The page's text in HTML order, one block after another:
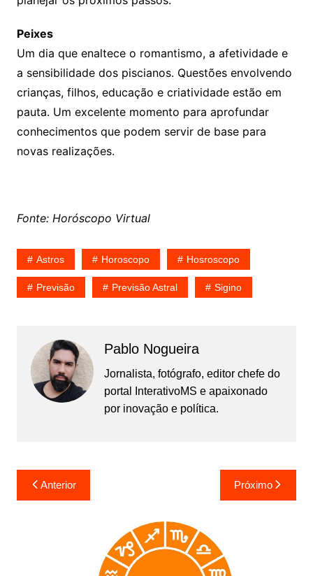
Peixes
Um dia que enaltece o romantismo, a afetividade e
a sensibilidade dos piscianos. Questões envolvendo
crianças, filhos, educação e criatividade estão em
pauta. Um excelente momento para aprofundar
conhecimentos que podem servir de base para
novas realizações.
Fonte: Horóscopo Virtual
Astros Horoscopo Hosroscopo
Previsão Previsão Astral Sigino
Pablo Nogueira
Jornalista, fotógrafo, editor chefe do
portal InterativoMS e apaixonado
por inovação e política.
Navegação
de
Anterior Próximo